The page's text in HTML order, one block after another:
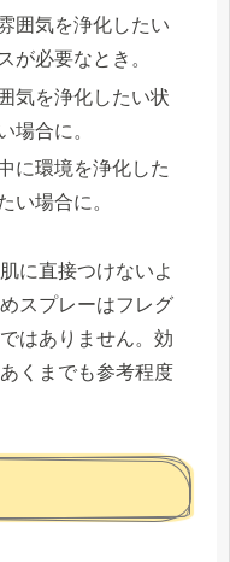
囲気を浄化したい
が必要なとき。
気を浄化したい状
場合に。
に環境を浄化した
い場合に。
に直接つけないよ
スプレーはフレグ
はありません。効
くまでも参考程度